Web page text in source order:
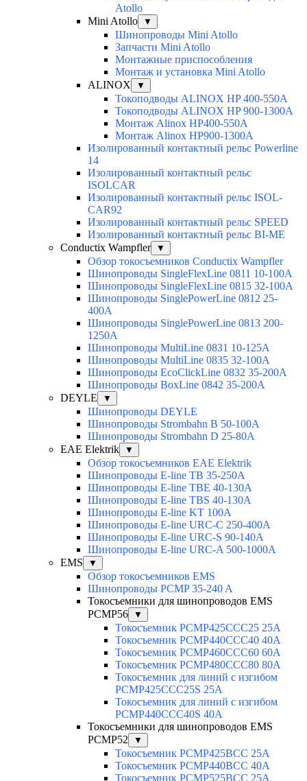
Atollo
Mini Atollo
▼
Шинопроводы Mini Atollo
Запчасти Mini Atollo
Монтажные приспособления
Монтаж и установка Mini Atollo
ALINOX
▼
Токоподводы ALINOX HP 400-550A
Токоподводы ALINOX HP 900-1300A
Монтаж Alinox HP400-550A
Монтаж Alinox HP900-1300A
Изолированный контактный рельс Powerline
14
Изолированный контактный рельс
ISOLCAR
Изолированный контактный рельс ISOL-
CAR92
Изолированный контактный рельс SPEED
Изолированный контактный рельс BI-ME
Conductix Wampfler
▼
Обзор токосъемников Conductix Wampfler
Шинопроводы SingleFlexLine 0811 10-100A
Шинопроводы SingleFlexLine 0815 32-100A
Шинопроводы SinglePowerLine 0812 25-
400A
Шинопроводы SinglePowerLine 0813 200-
1250A
Шинопроводы MultiLine 0831 10-125A
Шинопроводы MultiLine 0835 32-100A
Шинопроводы EcoClickLine 0832 35-200A
Шинопроводы BoxLine 0842 35-200A
DEYLE
▼
Шинопроводы DEYLE
Шинопроводы Strombahn B 50-100A
Шинопроводы Strombahn D 25-80A
EAE Elektrik
▼
Обзор токосъемников EAE Elektrik
Шинопроводы E-line TB 35-250A
Шинопроводы E-line TBE 40-130A
Шинопроводы E-line TBS 40-130A
Шинопроводы E-line KT 100A
Шинопроводы E-line URC-C 250-400A
Шинопроводы E-line URC-S 90-140A
Шинопроводы E-line URC-A 500-1000A
EMS
▼
Обзор токосъемников EMS
Шинопроводы PCMP 35-240 A
Токосъемники для шинопроводов EMS
PCMP56
▼
Токосъемник PCMP425CCC25 25А
Токосъемник PCMP440CCC40 40А
Токосъемник PCMP460CCC60 60А
Токосъемник PCMP480CCC80 80А
Токосъемник для линий с изгибом
PCMP425CCC25S 25А
Токосъемник для линий с изгибом
PCMP440CCC40S 40А
Токосъемники для шинопроводов EMS
PCMP52
▼
Токосъемник PCMP425BCC 25А
Токосъемник PCMP440BCC 40А
Токосъемник PCMP525BCC 25А